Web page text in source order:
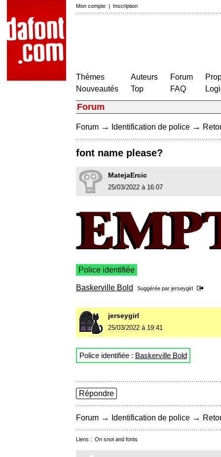
Mon compte | Inscription
Thèmes
Nouveautés
Auteurs
Top
Forum
FAQ
Forum
Forum → Identification de police →
font name please?
MatejaErcic
25/03/2022 à 16:07
Police identifiée
Baskerville Bold Suggérée par jerseygirl
jerseygirl
25/03/2022 à 19:41
Police identifiée : Baskerville Bold
Répondre
Forum → Identification de police →
Liens : On snot and fonts